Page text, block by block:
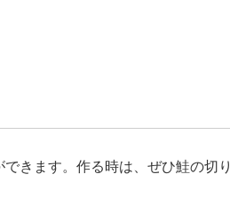
きます。作る時は、ぜひ鮭の切り